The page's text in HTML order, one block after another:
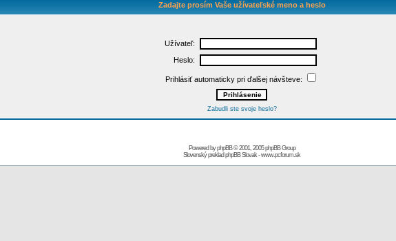
Zadajte prosím Vaše užívateľské meno a heslo
Užívateľ:
Heslo:
Prihlásiť automaticky pri ďalšej návšteve:
Zabudli ste svoje heslo?
Powered byphpBB© 2001, 2005 phpBB Group
Slovenský preklad phpBB Slovak-www.pcforum.sk